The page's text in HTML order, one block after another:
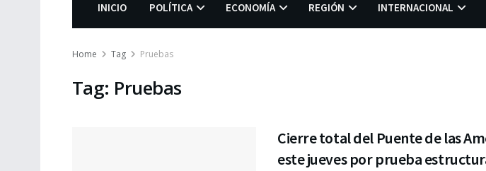
INICIO POLÍTICA ECONOMÍA REGIÓN INTERNACIONAL
Home Tag Pruebas
Tag: Pruebas
Cierre total del Puente de las
este jueves por prueba